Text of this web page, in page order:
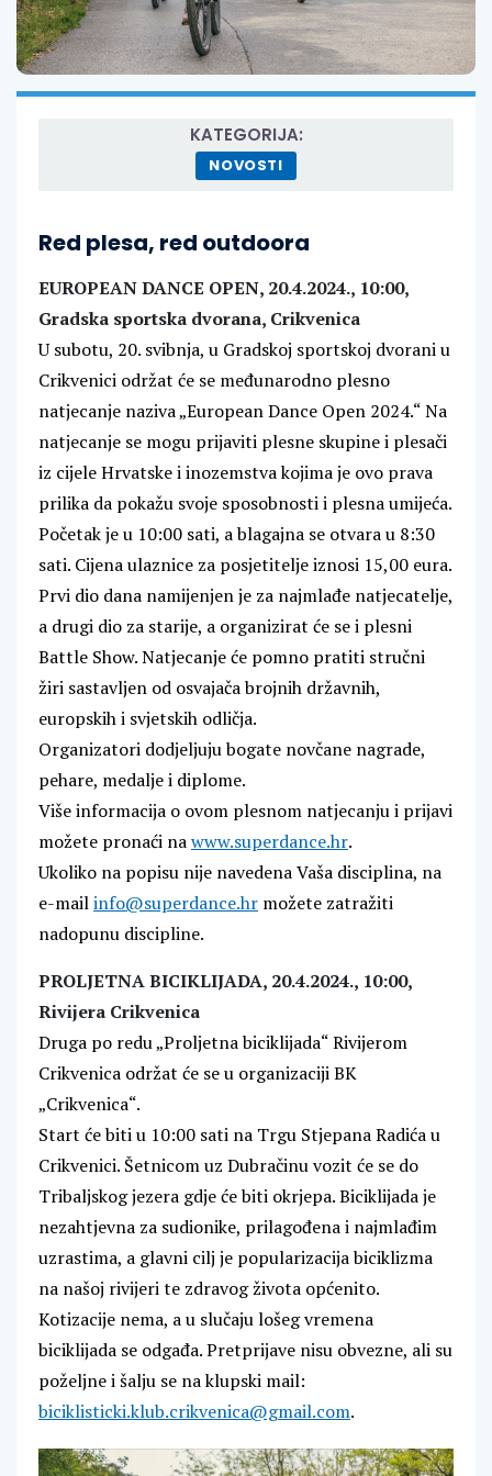
KATEGORIJA:
NOVOSTI
Red plesa, red outdoora
EUROPEAN DANCE OPEN, 20.4.2024., 10:00,
Gradska sportska dvorana, Crikvenica
U subotu, 20. svibnja, u Gradskoj sportskoj dvorani u
Crikvenici održat će se međunarodno plesno
natjecanje naziva „European Dance Open 2024.“ Na
natjecanje se mogu prijaviti plesne skupine i plesači
iz cijele Hrvatske i inozemstva kojima je ovo prava
prilika da pokažu svoje sposobnosti i plesna umijeća.
Početak je u 10:00 sati, a blagajna se otvara u 8:30
sati. Cijena ulaznice za posjetitelje iznosi 15,00 eura.
Prvi dio dana namijenjen je za najmlađe natjecatelje,
a drugi dio za starije, a organizirat će se i plesni
Battle Show. Natjecanje će pomno pratiti stručni
žiri sastavljen od osvajača brojnih državnih,
europskih i svjetskih odličja.
Organizatori dodjeljuju bogate novčane nagrade,
pehare, medalje i diplome.
Više informacija o ovom plesnom natjecanju i prijavi
možete pronaći nawww.superdance.hr.
Ukoliko na popisu nije navedena Vaša disciplina, na
e-mailinfo@superdance.hr možete zatražiti
nadopunu discipline.
PROLJETNA BICIKLIJADA, 20.4.2024., 10:00,
Rivijera Crikvenica
Druga po redu „Proljetna biciklijada“ Rivijerom
Crikvenica održat će se u organizaciji BK
„Crikvenica“.
Start će biti u 10:00 sati na Trgu Stjepana Radića u
Crikvenici. Šetnicom uz Dubračinu vozit će se do
Tribaljskog jezera gdje će biti okrjepa. Biciklijada je
nezahtjevna za sudionike, prilagođena i najmlađim
uzrastima, a glavni cilj je popularizacija biciklizma
na našoj rivijeri te zdravog života općenito.
Kotizacije nema, a u slučaju lošeg vremena
biciklijada se odgađa. Pretprijave nisu obvezne, ali su
poželjne i šalju se na klupski mail:
biciklisticki.klub.crikvenica@gmail.com.